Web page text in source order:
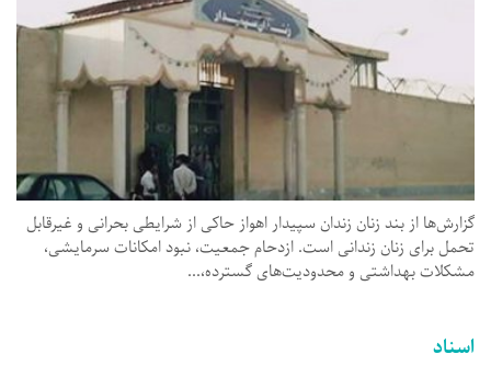
گزارش‌ها از بند زنان زندان سپیدار اهواز حاکی از شرایطی بحرانی و غیرقابل
تحمل برای زنان زندانی است. ازدحام جمعیت، نبود امکانات سرمایشی،
مشکلات بهداشتی و محدودیت‌های گسترده،...
اسناد